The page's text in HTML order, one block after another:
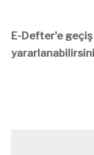
E-Defter'e